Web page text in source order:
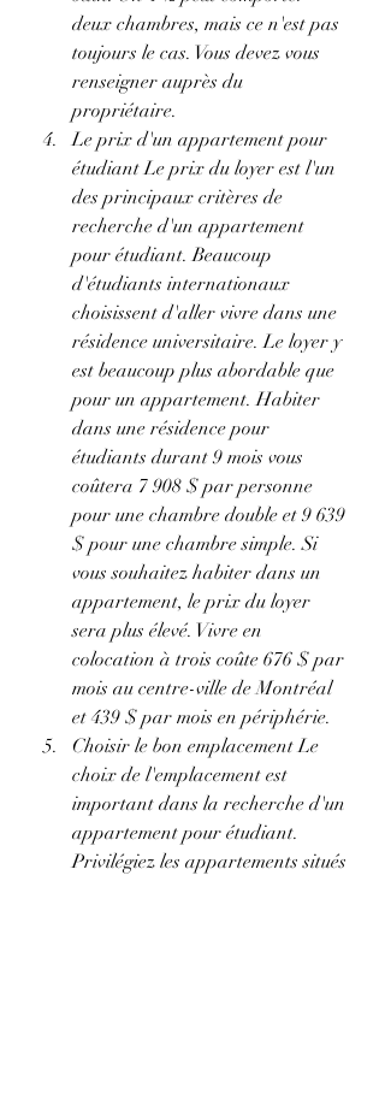
deux chambres, mais ce n'est pas
toujours le cas. Vous devez vous
renseigner auprès du
propriétaire.
Le prix d'un appartement pour
étudiant Le prix du loyer est l'un
des principaux critères de
recherche d'un appartement
pour étudiant. Beaucoup
d'étudiants internationaux
choisissent d'aller vivre dans une
résidence universitaire. Le loyer y
est beaucoup plus abordable que
pour un appartement. Habiter
dans une résidence pour
étudiants durant 9 mois vous
coûtera 7 908 $ par personne
pour une chambre double et 9 639
$ pour une chambre simple. Si
vous souhaitez habiter dans un
appartement, le prix du loyer
sera plus élevé. Vivre en
colocation à trois coûte 676 $ par
mois au centre-ville de Montréal
et 439 $ par mois en périphérie.
Choisir le bon emplacement Le
choix de l'emplacement est
important dans la recherche d'un
appartement pour étudiant.
Privilégiez les appartements situés